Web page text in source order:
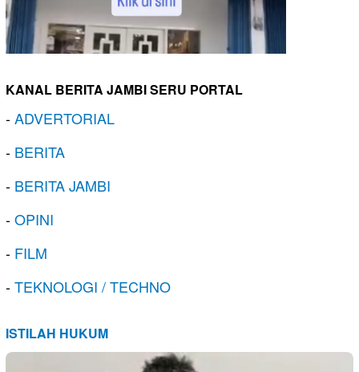
KANAL BERITA JAMBI SERU PORTAL
-ADVERTORIAL
- BERITA
- BERITA JAMBI
-OPINI
- FILM
-TEKNOLOGI / TECHNO
ISTILAH HUKUM